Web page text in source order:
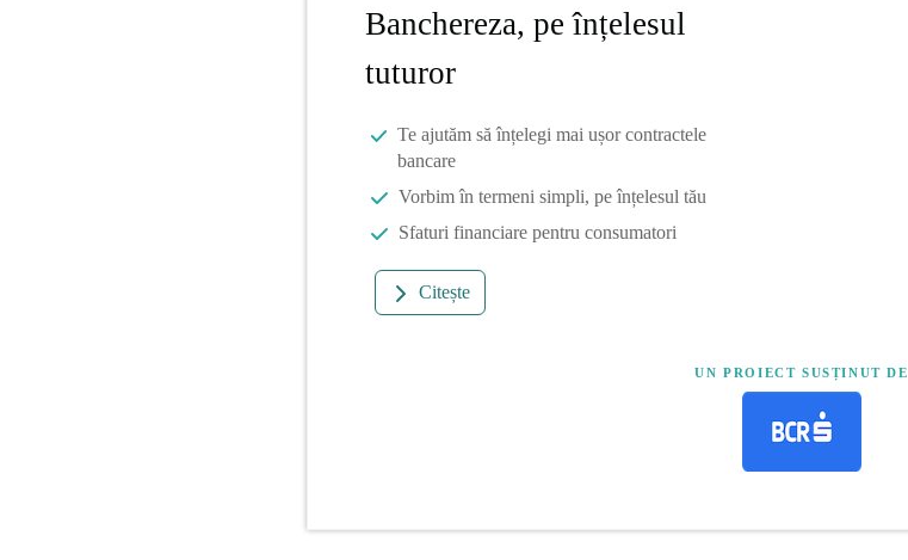
Banchereza, pe înțelesul
tuturor
Te ajutăm să înțelegi mai ușor contractele
bancare
Vorbim în termeni simpli, pe înțelesul tău
Sfaturi financiare pentru consumatori
Citește
UN PROIECT SUSȚINUT DE